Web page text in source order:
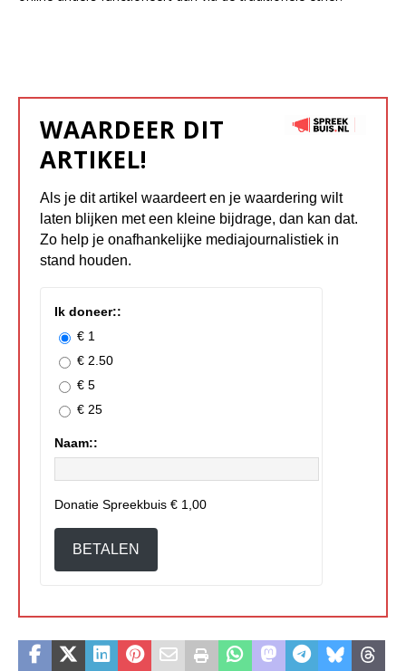
WAARDEER DIT
ARTIKEL!
Als je dit artikel waardeert en je waardering wilt
laten blijken met een kleine bijdrage, dan kan dat.
Zo help je onafhankelijke mediajournalistiek in
stand houden.
Ik doneer::
€ 1
€ 2.50
€ 5
€ 25
Naam::
Donatie Spreekbuis € 1,00
BETALEN